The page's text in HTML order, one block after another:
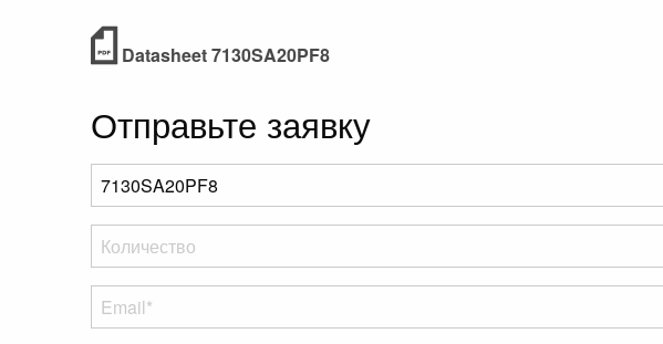
Datasheet 7130SA20PF8
Отправьте заявку